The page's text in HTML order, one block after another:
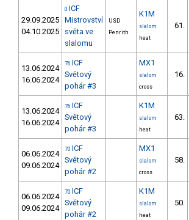
29.09.2025
04.10.2025
0 ICF
Mistrovství
světa ve
slalomu
USD
Penrith
K1M
slalom
heat
61.
13.06.2024
16.06.2024
76 ICF
Světový
pohár #3
MX1
slalom
cross
16.
13.06.2024
16.06.2024
76 ICF
Světový
pohár #3
K1M
slalom
heat
63.
06.06.2024
09.06.2024
70 ICF
Světový
pohár #2
MX1
slalom
cross
58.
06.06.2024
09.06.2024
70 ICF
Světový
pohár #2
K1M
slalom
heat
50.